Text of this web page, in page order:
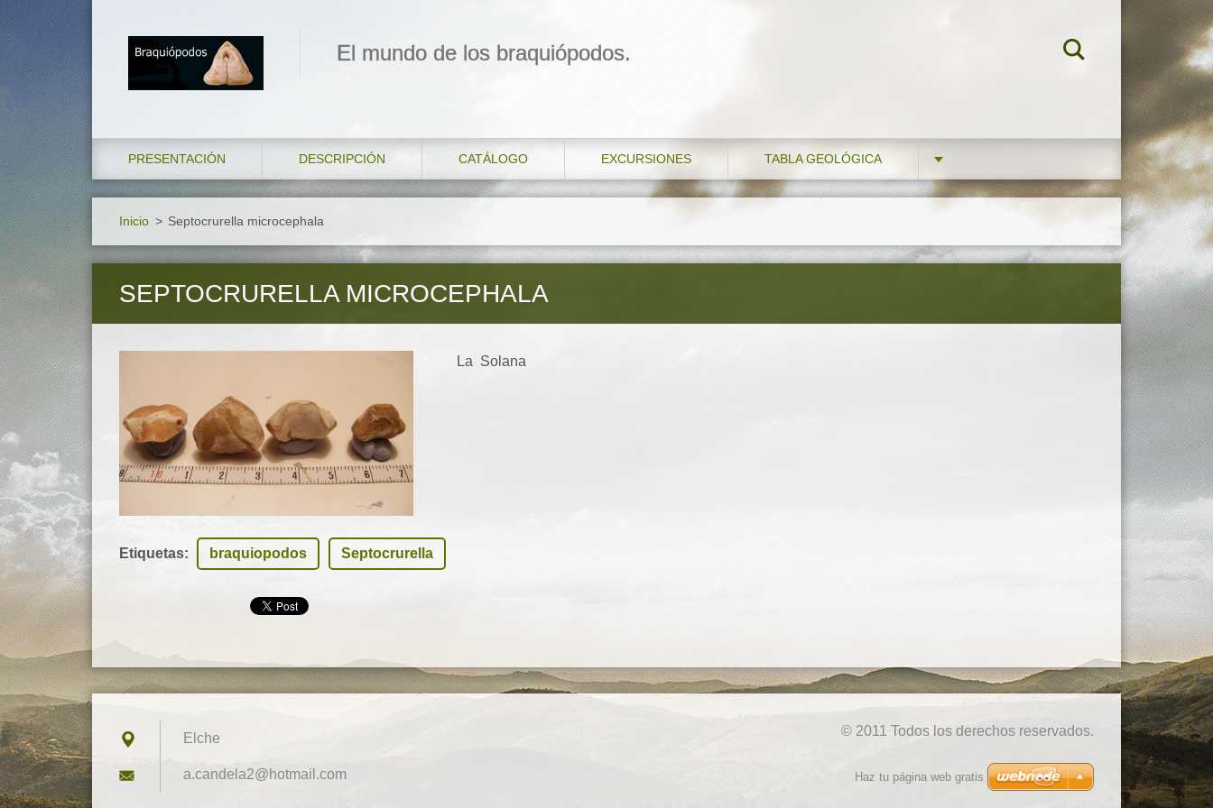
El mundo de los braquiópodos.
PRESENTACIÓN DESCRIPCIÓN CATÁLOGO EXCURSIONES TABLA GEOLÓGICA
Inicio > Septocrurella microcephala
SEPTOCRURELLA MICROCEPHALA
La Solana
Etiquetas: braquiopodos Septocrurella
Elche
a.candel a2@hotmail.com
© 2011 Todos los derechos reservados.
Haz tu página web gratis